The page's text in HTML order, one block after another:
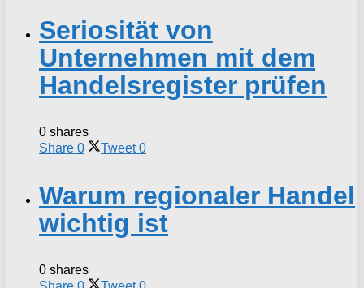
Seriosität von
Unternehmen mit dem
Handelsregister prüfen
0 shares
Share 0 Tweet 0
Warum regionaler Handel
wichtig ist
0 shares